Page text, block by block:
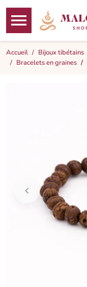

MENU
Accueil Bijoux tibétains
Bracelets en graines
